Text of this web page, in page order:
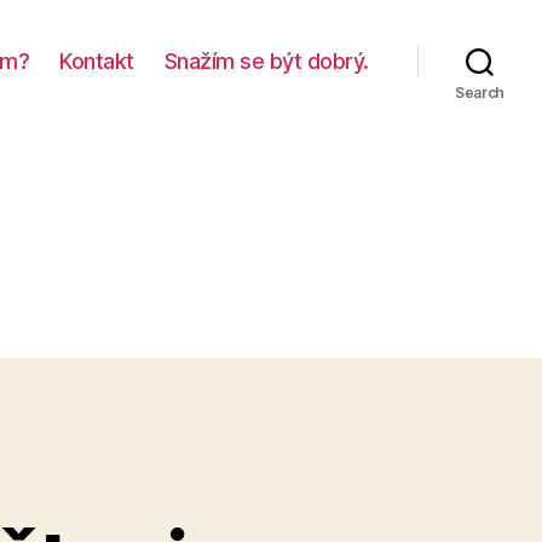
Kontakt Snažím se být dobrý.
Search